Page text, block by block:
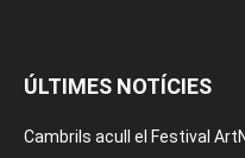
ÚLTIMES NOTÍCIES
Cambrils acull el Festival